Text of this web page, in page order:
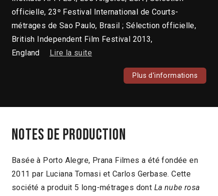
officielle, 23º Festival International de Courts-
métrages de Sao Paulo, Brasil ; Sélection officielle,
British Independent Film Festival 2013,
England
Lire la suite
Plus d'informations
Notes de production
Basée à Porto Alegre, Prana Filmes a été fondée en
2011 par Luciana Tomasi et Carlos Gerbase. Cette
société a produit 5 long-métrages dont La nube rosa